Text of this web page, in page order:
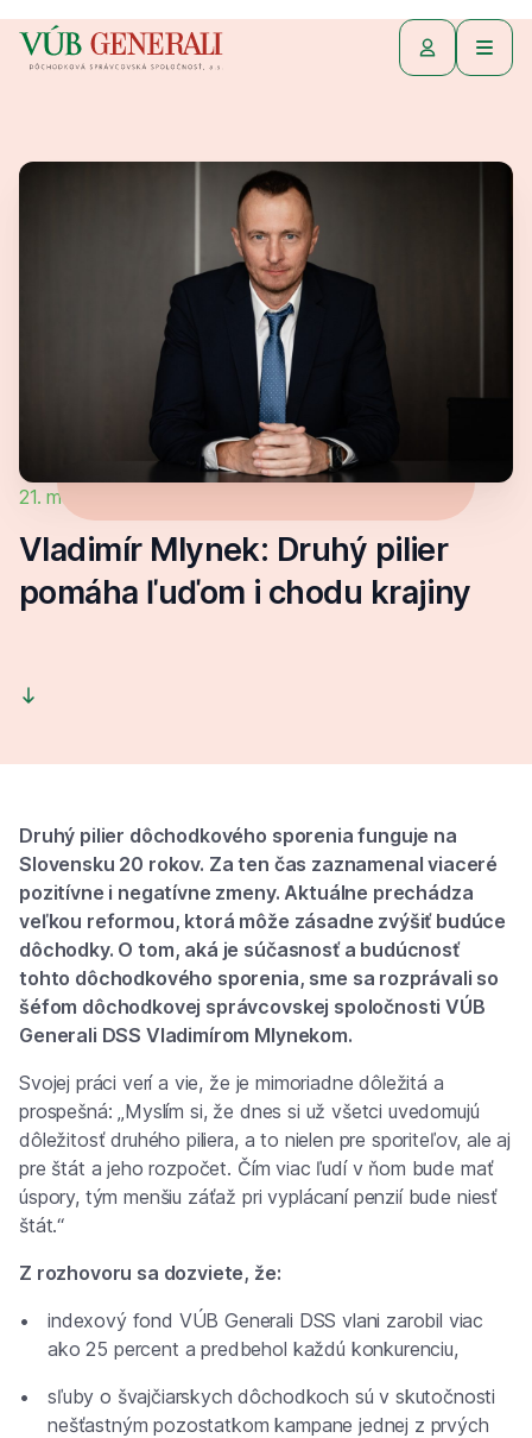
21. marca 2025
Vladimír Mlynek: Druhý pilier
pomáha ľuďom i chodu krajiny
Druhý pilier dôchodkového sporenia funguje na
Slovensku 20 rokov. Za ten čas zaznamenal viaceré
pozitívne i negatívne zmeny. Aktuálne prechádza
veľkou reformou, ktorá môže zásadne zvýšiť budúce
dôchodky. O tom, aká je súčasnosť a budúcnosť
tohto dôchodkového sporenia, sme sa rozprávali so
šéfom dôchodkovej správcovskej spoločnosti VÚB
Generali DSS Vladimírom Mlynekom.
Svojej práci verí a vie, že je mimoriadne dôležitá a
prospešná:„Myslím si, že dnes si už všetci uvedomujú
dôležitosť druhého piliera, a to nielen pre sporiteľov, ale aj
pre štát a jeho rozpočet. Čím viac ľudí v ňom bude mať
úspory, tým menšiu záťaž pri vyplácaní penzií bude niesť
štát.“
Z rozhovoru sa dozviete, že:
indexový fond VÚB Generali DSS vlani zarobil viac
ako 25 percent a predbehol každú konkurenciu,
sľuby o švajčiarskych dôchodkoch sú v skutočnosti
nešťastným pozostatkom kampane jednej z prvých